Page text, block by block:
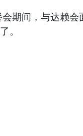
间，与达赖会
。